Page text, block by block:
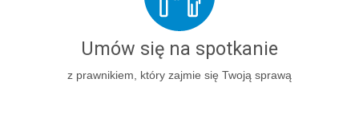
Umów się na spotkanie
z prawnikiem, który zajmie się Twoją sprawą